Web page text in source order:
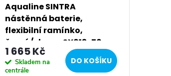
Aqualine SINTRA
nástěnná baterie,
flexibilní ramínko,
černá/chrom SX013-70
1 665 Kč
Skladem na
centrále
DO KOŠÍKU